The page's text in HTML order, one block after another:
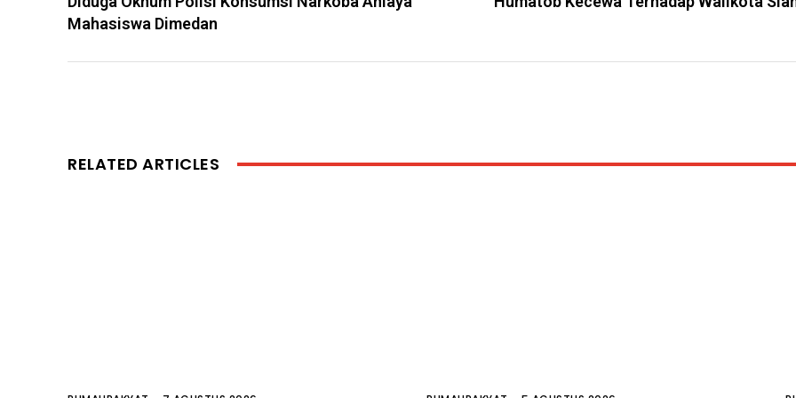
Mahasiswa Dimedan
RELATED ARTICLES